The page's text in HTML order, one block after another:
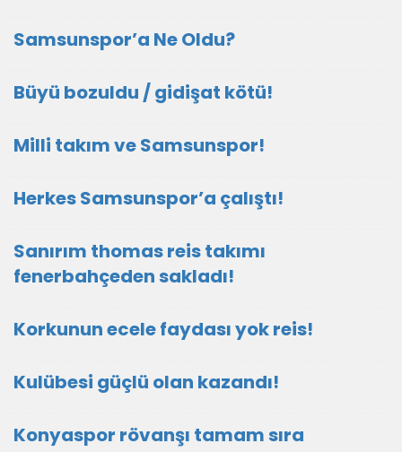
Samsunspor’a Ne Oldu?
Büyü bozuldu / gidişat kötü!
Milli takım ve Samsunspor!
Herkes Samsunspor’a çalıştı!
Sanırım thomas reis takımı
fenerbahçeden sakladı!
Korkunun ecele faydası yok reis!
Kulübesi güçlü olan kazandı!
Konyaspor rövanşı tamam sıra